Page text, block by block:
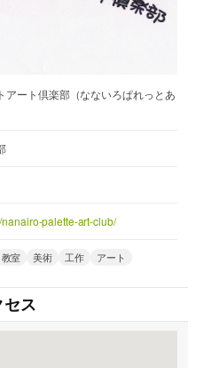
アート倶楽部（なないろぱれっとあ
palette-art-club/
教室 美術 工作 アート
ス